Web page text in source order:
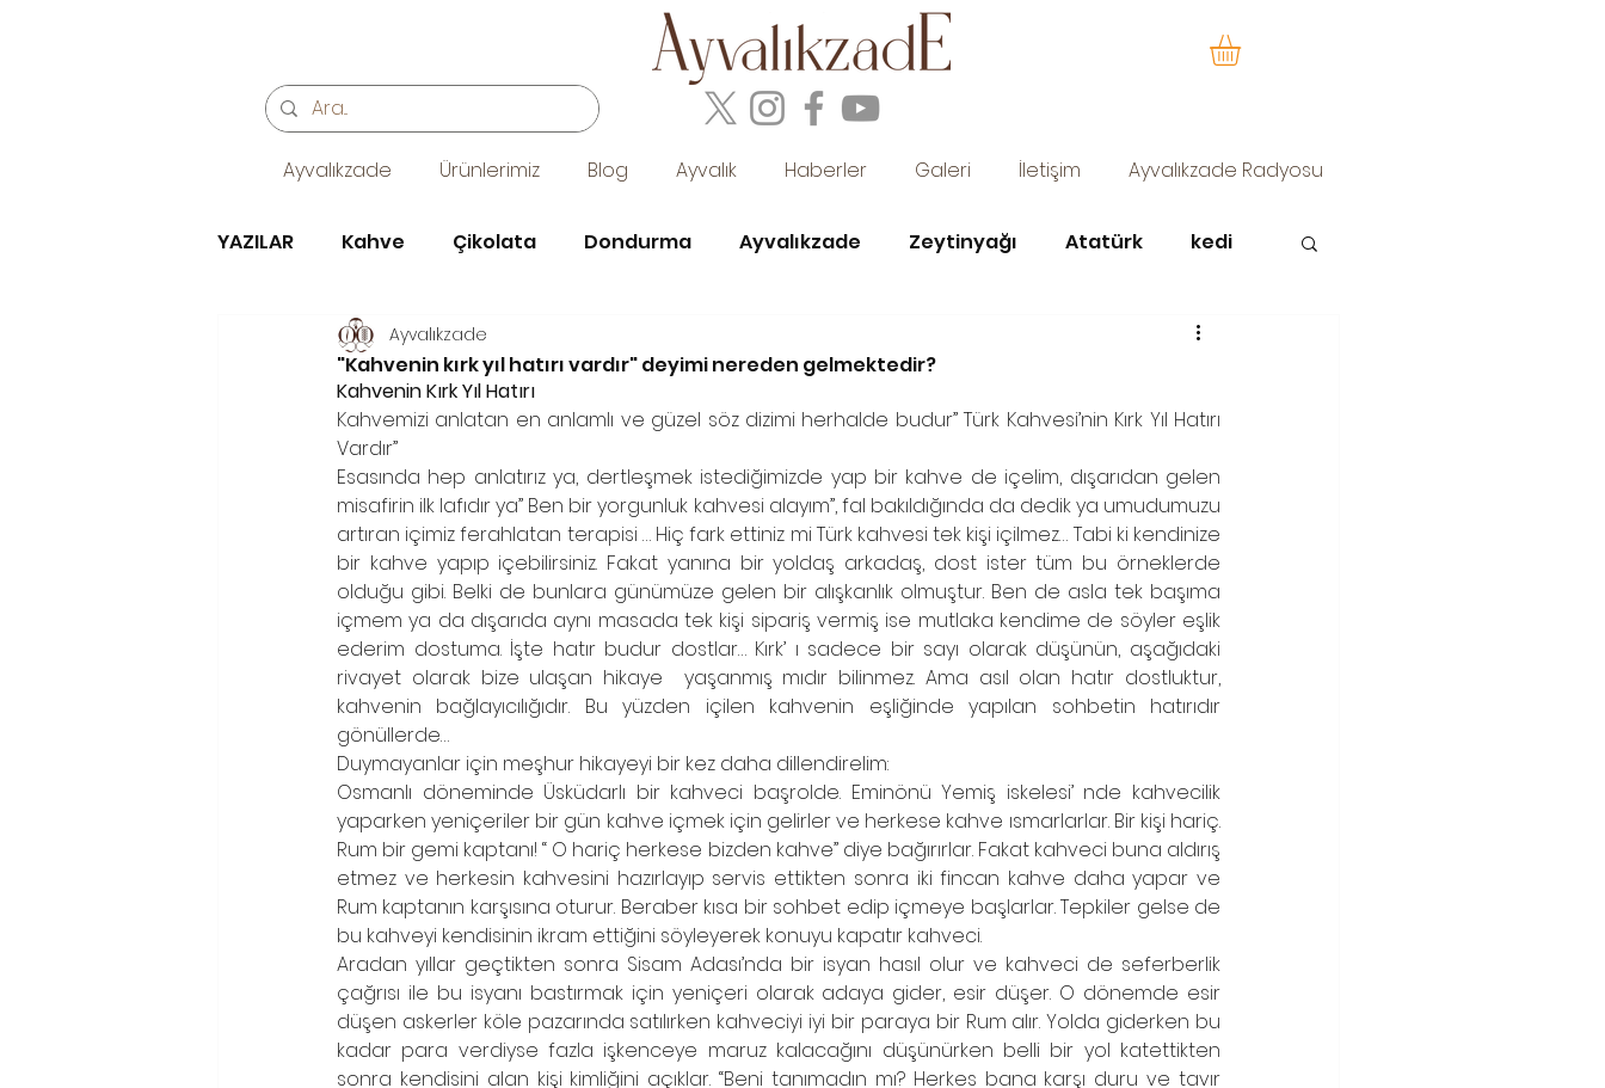
Ayvalıkzade Ürünlerimiz Blog Ayvalık Haberler Galeri İletişim Ayvalıkzade Radyosu
YAZILAR Kahve Çikolata Dondurma Ayvalıkzade Zeytinyağı Atatürk kedi
kafe, coffeehouse, kahvehane zürafa sofi
Söz, Kız isteme ve Nişan Çikolatası
"Kahvenin kırk yıl hatırı vardır" deyimi nereden gelmektedir?
Ayvalıkzade
Kahvenin Kırk Yıl Hatırı
Kahvemizi anlatan en anlamlı ve güzel söz dizimi herhalde budur” Türk Kahvesi’nin Kırk Yıl Hatırı
Vardır”
Esasında hep anlatırız ya, dertleşmek istediğimizde yap bir kahve de içelim, dışarıdan gelen
misafirin ilk lafıdır ya” Ben bir yorgunluk kahvesi alayım”, fal bakıldığında da dedik ya umudumuzu
artıran içimiz ferahlatan terapisi … Hiç fark ettiniz mi Türk kahvesi tek kişi içilmez… Tabi ki kendinize
bir kahve yapıp içebilirsiniz. Fakat yanına bir yoldaş arkadaş, dost ister tüm bu örneklerde
olduğu gibi. Belki de bunlara günümüze gelen bir alışkanlık olmuştur. Ben de asla tek başıma
içmem ya da dışarıda aynı masada tek kişi sipariş vermiş ise mutlaka kendime de söyler eşlik
ederim dostuma. İşte hatır budur dostlar… Kırk’ ı sadece bir sayı olarak düşünün, aşağıdaki
rivayet olarak bize ulaşan hikaye  yaşanmış mıdır bilinmez. Ama asıl olan hatır dostluktur,
kahvenin bağlayıcılığıdır. Bu yüzden içilen kahvenin eşliğinde yapılan sohbetin hatırıdır
gönüllerde…
Duymayanlar için meşhur hikayeyi bir kez daha dillendirelim:
Osmanlı döneminde Üsküdarlı bir kahveci başrolde. Eminönü Yemiş iskelesi’ nde kahvecilik
yaparken yeniçeriler bir gün kahve içmek için gelirler ve herkese kahve ısmarlarlar. Bir kişi hariç.
Rum bir gemi kaptanı! “ O hariç herkese bizden kahve” diye bağırırlar. Fakat kahveci buna aldırış
etmez ve herkesin kahvesini hazırlayıp servis ettikten sonra iki fincan kahve daha yapar ve
Rum kaptanın karşısına oturur. Beraber kısa bir sohbet edip içmeye başlarlar. Tepkiler gelse de
bu kahveyi kendisinin ikram ettiğini söyleyerek konuyu kapatır kahveci.
Aradan yıllar geçtikten sonra Sisam Adası’nda bir isyan hasıl olur ve kahveci de seferberlik
çağrısı ile bu isyanı bastırmak için yeniçeri olarak adaya gider, esir düşer. O dönemde esir
düşen askerler köle pazarında satılırken kahveciyi iyi bir paraya bir Rum alır. Yolda giderken bu
kadar para verdiyse fazla işkenceye maruz kalacağını düşünürken belli bir yol katettikten
sonra kendisini alan kişi kimliğini açıklar. “Beni tanımadın mı? Herkes bana karşı duru ve tavır